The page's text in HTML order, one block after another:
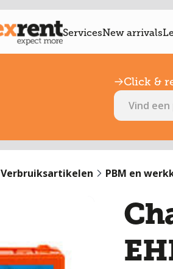
ServicesNew arrivals
Click &
Verbruiksartikelen PBM en